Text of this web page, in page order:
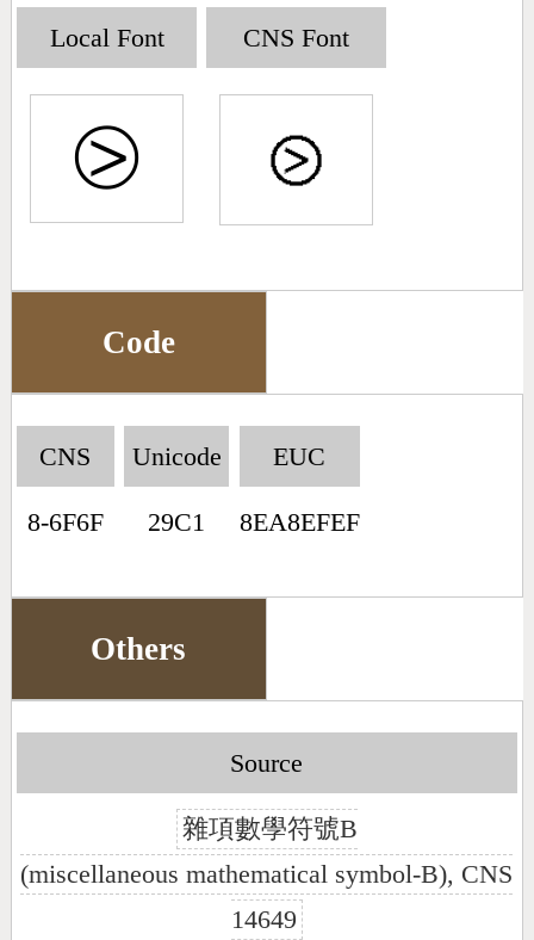
Big5 Query Pinyin Query
Pinyin Word Index
Local Font
⧁
CNS Font
Code
CNS
8-6F6F
Unicode
29C1
EUC
8EA8EFEF
Others
Source
雜項數學符號B
(miscellaneous mathematical symbol-B), CNS
14649